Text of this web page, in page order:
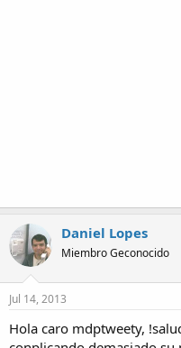
Daniel Lopes
Miembro Geconocido
Jul 14, 2013
Hola caro mdptweety,